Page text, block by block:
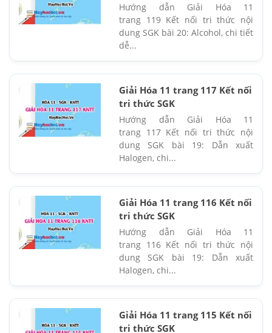
Hướng dẫn Giải Hóa 11
trang 119 Kết nối tri thức nội
dung SGK bài 20: Alcohol, chi tiết
dễ...
Giải Hóa 11 trang 117 Kết nối
tri thức SGK
Hướng dẫn Giải Hóa 11
trang 117 Kết nối tri thức nội
dung SGK bài 19: Dẫn xuất
Halogen, chi...
Giải Hóa 11 trang 116 Kết nối
tri thức SGK
Hướng dẫn Giải Hóa 11
trang 116 Kết nối tri thức nội
dung SGK bài 19: Dẫn xuất
Halogen, chi...
Giải Hóa 11 trang 115 Kết nối
tri thức SGK